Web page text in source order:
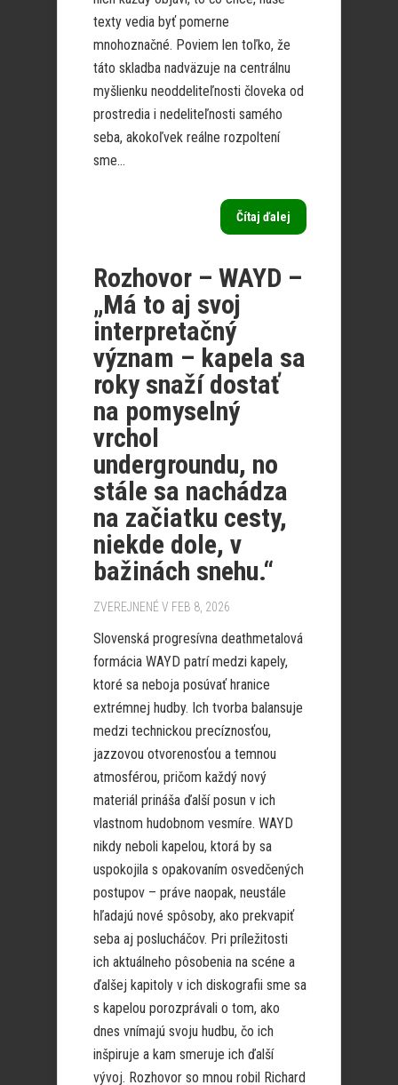
texty vedia byť pomerne
mnohoznačné. Poviem len toľko, že
táto skladba nadväzuje na centrálnu
myšlienku neoddeliteľnosti človeka od
prostredia i nedeliteľnosti samého
seba, akokoľvek reálne rozpoltení
sme...
Čítaj ďalej
Rozhovor – WAYD –
„Má to aj svoj
interpretačný
význam – kapela sa
roky snaží dostať
na pomyselný
vrchol
undergroundu, no
stále sa nachádza
na začiatku cesty,
niekde dole, v
bažinách snehu.“
ZVEREJNENÉ V FEB 8, 2026
Slovenská progresívna deathmetalová
formácia WAYD patrí medzi kapely,
ktoré sa neboja posúvať hranice
extrémnej hudby. Ich tvorba balansuje
medzi technickou precíznosťou,
jazzovou otvorenosťou a temnou
atmosférou, pričom každý nový
materiál prináša ďalší posun v ich
vlastnom hudobnom vesmíre. WAYD
nikdy neboli kapelou, ktorá by sa
uspokojila s opakovaním osvedčených
postupov – práve naopak, neustále
hľadajú nové spôsoby, ako prekvapiť
seba aj poslucháčov. Pri príležitosti
ich aktuálneho pôsobenia na scéne a
ďalšej kapitoly v ich diskografii sme sa
s kapelou porozprávali o tom, ako
dnes vnímajú svoju hudbu, čo ich
inšpiruje a kam smeruje ich ďalší
vývoj. Rozhovor so mnou robil Richard